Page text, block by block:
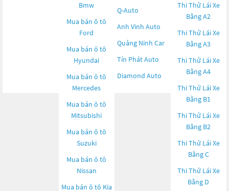
Bmw
Mua bán ô tô
Ford
Mua bán ô tô
Hyundai
Mua bán ô tô
Mercedes
Mua bán ô tô
Mitsubishi
Mua bán ô tô
Suzuki
Mua bán ô tô
Nissan
Mua bán ô tô Kia
Q-Auto
Anh Vinh Auto
Quảng Ninh Car
Tín Phát Auto
Diamond Auto
Thi Thử Lái Xe
Bằng A2
Thi Thử Lái Xe
Bằng A3
Thi Thử Lái Xe
Bằng A4
Thi Thử Lái Xe
Bằng B1
Thi Thử Lái Xe
Bằng B2
Thi Thử Lái Xe
Bằng C
Thi Thử Lái Xe
Bằng D